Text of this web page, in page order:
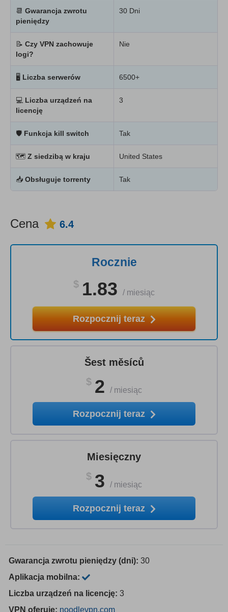
📆 Gwarancja zwrotu
pieniędzy
30 Dni
📝 Czy VPN zachowuje
logi?
Nie
🖥 Liczba serwerów 6500+
💻 Liczba urządzeń na
licencję
3
🛡 Funkcja kill switch Tak
🗺 Z siedzibą w kraju United States
📥 Obsługuje torrenty Tak
Cena 6.4
Rocznie
$ 1.83 / miesiąc
Rozpocznij teraz
Šest měsíců
$ 2 / miesiąc
Rozpocznij teraz
Miesięczny
$ 3 / miesiąc
Rozpocznij teraz
Gwarancja zwrotu pieniędzy (dni): 30
Aplikacja mobilna:
Liczba urządzeń na licencję: 3
VPN oferuje: noodlevpn.com